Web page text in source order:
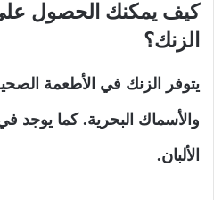
كيف يمكنك الحصول
الزنك؟
يتوفر الزنك في الأطعمة
والأسماك البحرية. كما يوجد
الألبان.